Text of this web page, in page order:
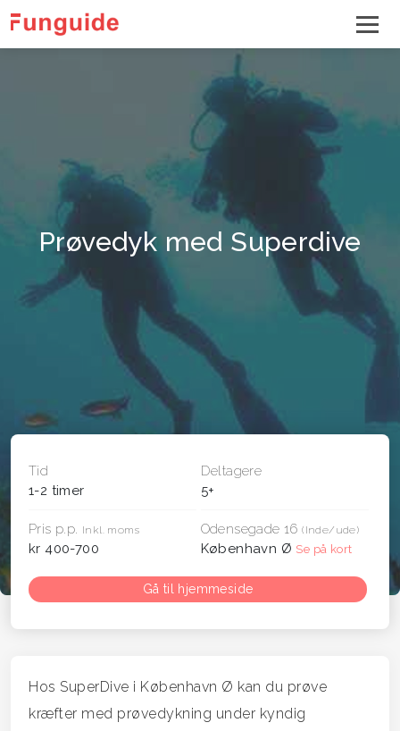
Prøvedyk med Superdive
Tid
1-2 timer
Deltagere
5+
Pris p.p. Inkl. moms
kr 400-700
Odensegade 16(Inde/ude)
København Ø Se på kort
Gå til hjemmeside
Hos SuperDive i København Ø kan du prøve
kræfter med prøvedykning under kyndig